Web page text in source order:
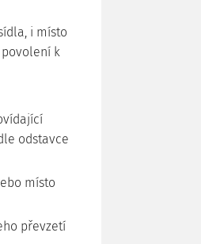
i místo
k
odstavce
místo
převzetí